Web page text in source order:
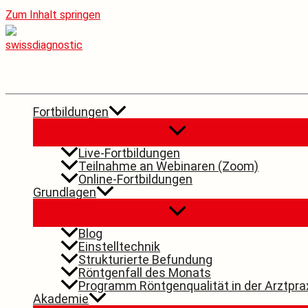
Zum Inhalt springen
Fortbildungen
Live-Fortbildungen
Teilnahme an Webinaren (Zoom)
Online-Fortbildungen
Grundlagen
Blog
Einstelltechnik
Strukturierte Befundung
Röntgenfall des Monats
Programm Röntgenqualität in der
Akademie